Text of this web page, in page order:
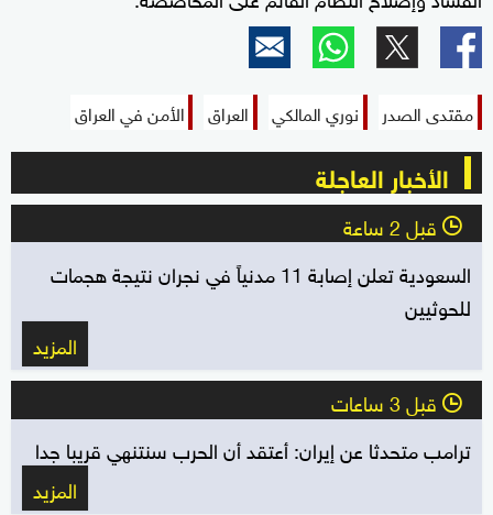
مقتدى الصدر نوري المالكي العراق الأمن في العراق
الأخبار العاجلة
l قبل 2 ساعة
السعودية تعلن إصابة 11 مدنياً في نجران نتيجة هجمات
للحوثيين
المزيد
l قبل 3 ساعات
ترامب متحدثا عن إيران: أعتقد أن الحرب سنتنهي قريبا جدا
المزيد